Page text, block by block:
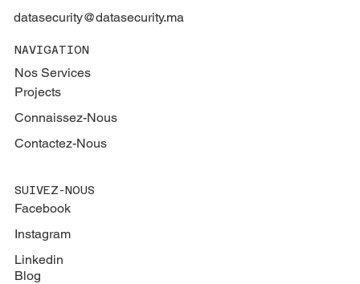
datasecurity@datasecurity.ma
NAVIGATION
Nos Services
Projects
Connaissez-Nous
Contactez-Nous
SUIVEZ-NOUS
Facebook
Instagram
Linkedin
Blog